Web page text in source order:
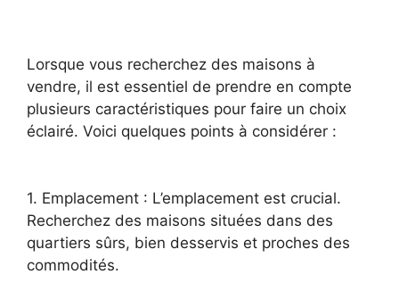
Lorsque vous recherchez des maisons à
vendre, il est essentiel de prendre en compte
plusieurs caractéristiques pour faire un choix
éclairé. Voici quelques points à considérer :
1. Emplacement : L’emplacement est crucial.
Recherchez des maisons situées dans des
quartiers sûrs, bien desservis et proches des
commodités.